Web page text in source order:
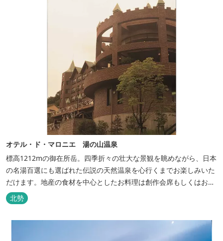
オテル・ド・マロニエ 湯の山温泉
標高1212mの御在所岳。四季折々の壮大な景観を眺めながら、日本
の名湯百選にも選ばれた伝説の天然温泉を心行くまでお楽しみいた
だけます。地産の食材を中心としたお料理は創作会席もしくはお箸
でもお楽しみいただける本格フレンチをお選びいただけ、会席・フ
レンチコースとも同じテーブルにてご賞味いただけます。また館内
やお食事は浴衣姿でお楽しみいただけます。ゆったり、気軽に安心
北勢